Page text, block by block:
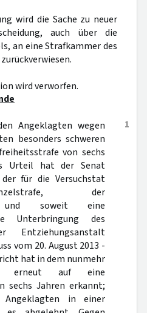
wird die Sache zu neuer
auch über die
an eine Strafkammer des
wird verworfen.
1
Angeklagten wegen
besonders schweren
von sechs
Urteil hat der Senat
für die Versuchstat
der
und soweit eine
Unterbringung des
vom 20. August 2013 -
hat in dem nunmehr
erneut auf eine
sechs Jahren erkannt;
in einer